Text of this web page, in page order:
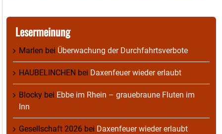
Lesermeinung
Marlen bei Überwachung der Durchfahrtsverbote
HAUBELINCHEN bei Daxenfeuer wieder erlaubt
Blocky bei Ebbe im Rhein – grauebraune Fluten im
Inn
Gesellschaft 2026 bei Daxenfeuer wieder erlaubt